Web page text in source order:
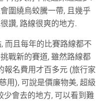
圍繞烏蛟騰一帶, 且幾乎
讚, 路線很爽的地方.
而且每年的比賽路線都不
戰新的賽道, 雖然路線都
報名費用才百多元 (旅行家
用), 可說是價廉物美, 超級
少會去的地方, 可以看到難